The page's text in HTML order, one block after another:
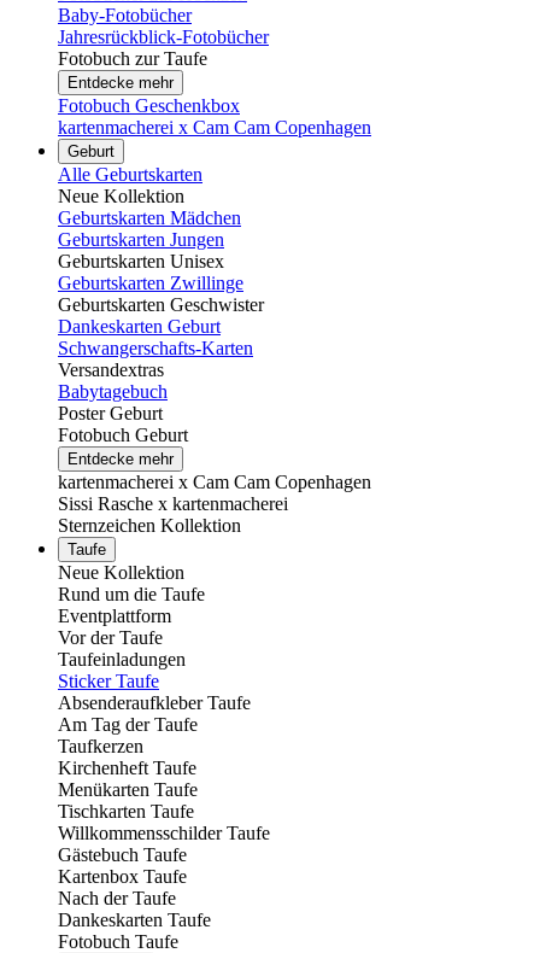
Baby-Fotobücher
Jahresrückblick-Fotobücher
Fotobuch zur Taufe
Entdecke mehr
Fotobuch Geschenkbox
kartenmacherei x Cam Cam Copenhagen
Geburt
Alle Geburtskarten
Neue Kollektion
Geburtskarten Mädchen
Geburtskarten Jungen
Geburtskarten Unisex
Geburtskarten Zwillinge
Geburtskarten Geschwister
Dankeskarten Geburt
Schwangerschafts-Karten
Versandextras
Babytagebuch
Poster Geburt
Fotobuch Geburt
Entdecke mehr
kartenmacherei x Cam Cam Copenhagen
Sissi Rasche x kartenmacherei
Sternzeichen Kollektion
Taufe
Neue Kollektion
Rund um die Taufe
Eventplattform
Vor der Taufe
Taufeinladungen
Sticker Taufe
Absenderaufkleber Taufe
Am Tag der Taufe
Taufkerzen
Kirchenheft Taufe
Menükarten Taufe
Tischkarten Taufe
Willkommensschilder Taufe
Gästebuch Taufe
Kartenbox Taufe
Nach der Taufe
Dankeskarten Taufe
Fotobuch Taufe